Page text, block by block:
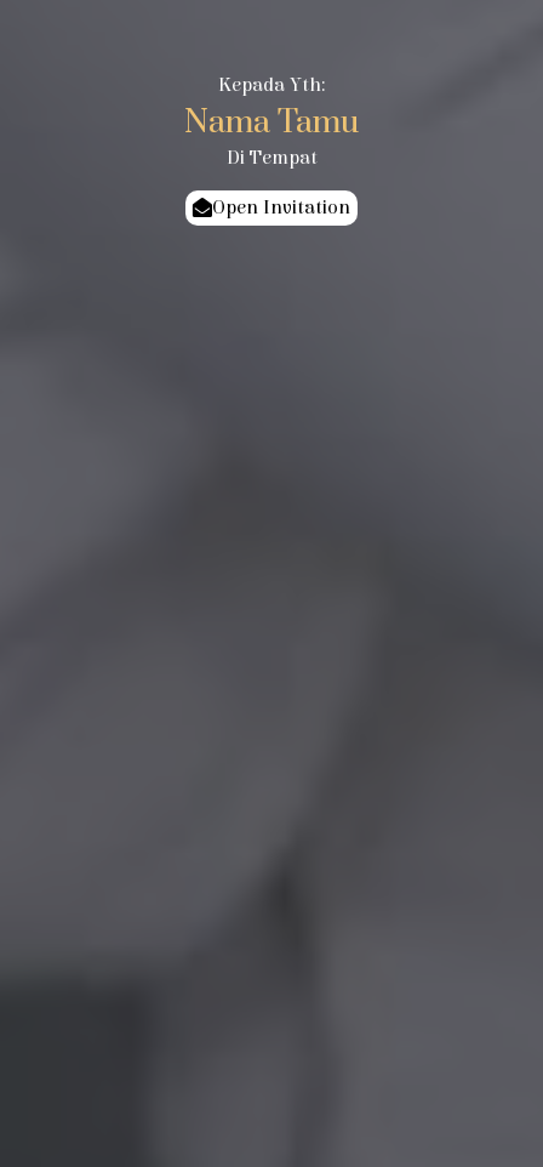
Kepada Yth:
Nama Tamu
Di Tempat
Open Invitation